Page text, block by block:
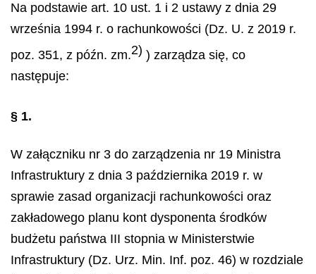
Na podstawie art. 10 ust. 1 i 2 ustawy z dnia 29
września 1994 r. o rachunkowości (Dz. U. z 2019 r.
poz. 351, z późn. zm.2) ) zarządza się, co
następuje:
§ 1.
W załączniku nr 3 do zarządzenia nr 19 Ministra
Infrastruktury z dnia 3 października 2019 r. w
sprawie zasad organizacji rachunkowości oraz
zakładowego planu kont dysponenta środków
budżetu państwa III stopnia w Ministerstwie
Infrastruktury (Dz. Urz. Min. Inf. poz. 46) w rozdziale